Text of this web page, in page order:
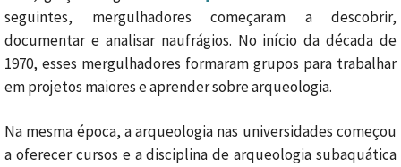
seguintes, mergulhadores começaram a descobrir,
documentar e analisar naufrágios. No início da década de
1970, esses mergulhadores formaram grupos para trabalhar
em projetos maiores e aprender sobre arqueologia.
Na mesma época, a arqueologia nas universidades começou
a oferecer cursos e a disciplina de arqueologia subaquática